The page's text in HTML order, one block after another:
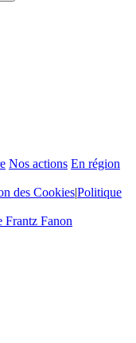
Nos actions En région
des Cookies|Politique
Frantz Fanon